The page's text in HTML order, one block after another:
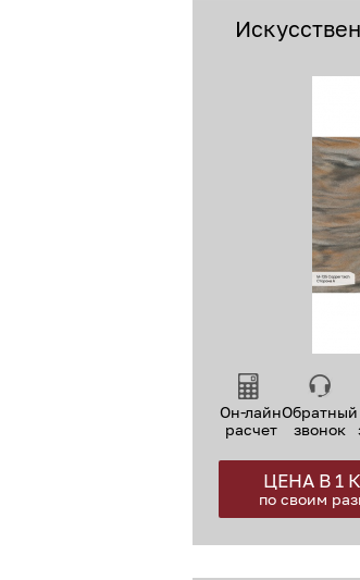
Он-лайн
расчет
Обратный
звонок
ЦЕНА В 1
по своим